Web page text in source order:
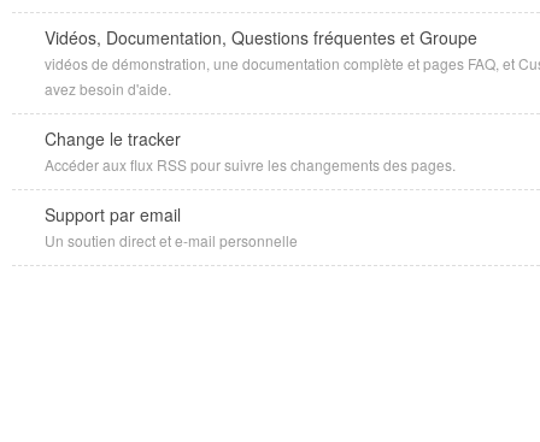
Vidéos, Documentation, Questions fréquentes et Groupe
vidéos de démonstration, une documentation complète et pages FAQ, et
avez besoin d'aide.
Change le tracker
Accéder aux flux RSS pour suivre les changements des pages.
Support par email
Un soutien direct et e-mail personnelle